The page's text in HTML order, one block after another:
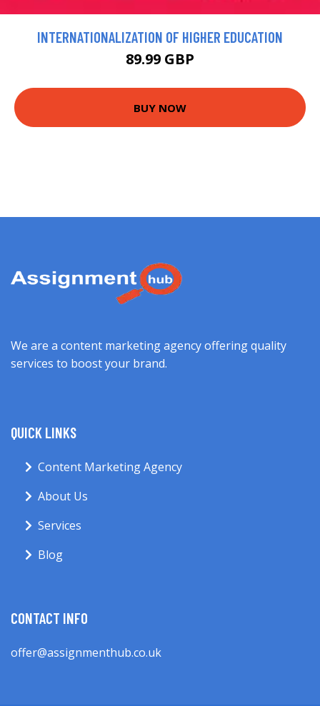
INTERNATIONALIZATION OF HIGHER EDUCATION
89.99 GBP
BUY NOW
We are a content marketing agency offering quality
services to boost your brand.
QUICK LINKS
Content Marketing Agency
About Us
Services
Blog
CONTACT INFO
offer@assignmenthub.co.uk